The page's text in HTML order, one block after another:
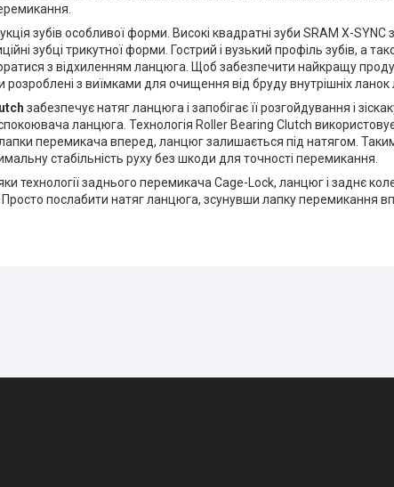
зубів особливої форми. Високі квадратні зуби SRAM X-
зубці трикутної форми. Гострий і вузький профіль зубів, а
з відхиленням ланцюга. Щоб забезпечити найкращу
розроблені з виїмками для очищення від бруду внутрішніх ланок
забезпечує натяг ланцюга і запобігає її розгойдування і
ланцюга. Технологія Roller Bearing Clutch
перемикача вперед, ланцюг залишається під натягом.
стабільність руху без шкоди для точності перемикання.
технології заднього перемикача Cage-Lock, ланцюг і заднє
послабити натяг ланцюга, зсунувши лапку перемикання